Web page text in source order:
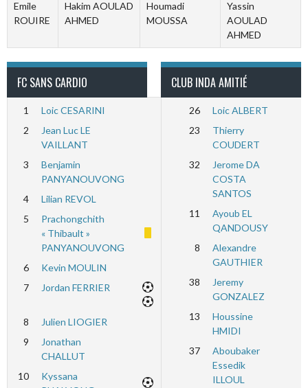
Emile
ROUIRE
Hakim AOULAD
AHMED
Houmadi
MOUSSA
Yassin
AOULAD
AHMED
FC SANS CARDIO
1
Loic CESARINI
2
Jean Luc LE
VAILLANT
3
Benjamin
PANYANOUVONG
4
Lilian REVOL
5
Prachongchith
« Thibault »
PANYANOUVONG
6
Kevin MOULIN
7
Jordan FERRIER
8
Julien LIOGIER
9
Jonathan
CHALLUT
10
Kyssana
CLUB INDA AMITIÉ
26
Loic ALBERT
23
Thierry
COUDERT
32
Jerome DA
COSTA
SANTOS
11
Ayoub EL
QANDOUSY
8
Alexandre
GAUTHIER
38
Jeremy
GONZALEZ
13
Houssine
HMIDI
37
Aboubaker
Essedik
ILLOUL